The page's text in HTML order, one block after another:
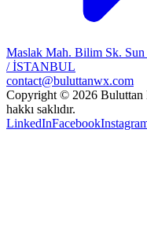
Maslak Mah. Bilim Sk.
/ İSTANBUL
contact@buluttanwx.com
Copyright © 2026
hakkı saklıdır.
LinkedInFacebook